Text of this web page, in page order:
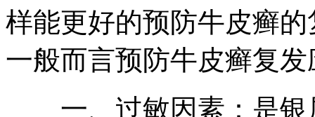
样能更好的预防牛皮癣
一般而言预防牛皮癣复
一、过敏因素：是银